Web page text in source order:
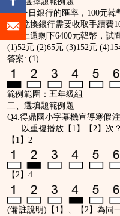
Q3.今日銀行的匯率，100元
兌換銀行需要收取手續費
上還剩下6400元韓幣，
(1)52元 (2)65元 (3)152元
答案: (1)
範例範圍：五年級組
二、選填題範例題
Q4.得鼎國小字幕機宣導寒假
以重複播放【1】【2】次？
【1】2
【2】4
(備註說明)【1】、【2】為同